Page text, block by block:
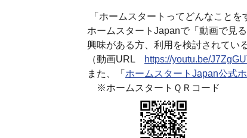
「ホームスタートってどんなことを
ホームスタートJapanで「動画で見
興味がある方、利用を検討されてい
（動画URL
https://youtu.be/
また、「 ホームスタートJapan公式
※ホームスタートＱＲコード